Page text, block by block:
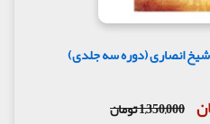
انصاری (دوره سه جلدی)
1,350,000 تومان